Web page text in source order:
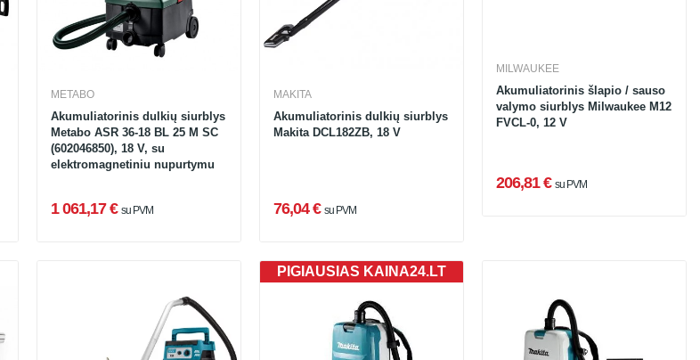
METABO
Akumuliatorinis dulkių siurblys
Metabo ASR 36-18 BL 25 M SC
(602046850), 18 V, su
elektromagnetiniu nupurtymu
1 061,17 € su PVM
MAKITA
Akumuliatorinis dulkių siurblys
Makita DCL182ZB, 18 V
76,04 € su PVM
MILWAUKEE
Akumuliatorinis šlapio / sauso
valymo siurblys Milwaukee M12
FVCL-0, 12 V
206,81 € su PVM
PIGIAUSIAS KAINA24.LT